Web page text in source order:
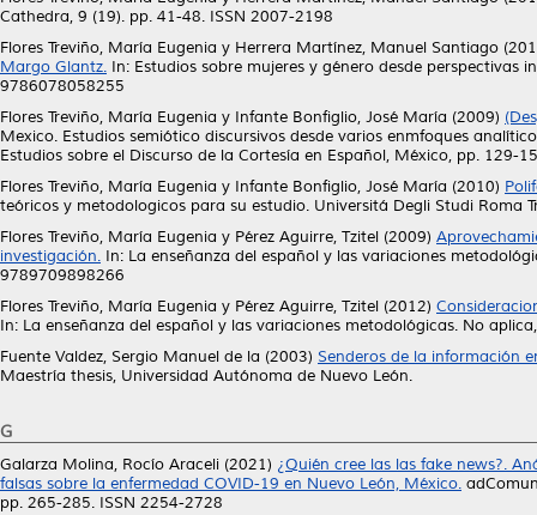
Cathedra, 9 (19). pp. 41-48. ISSN 2007-2198
Flores Treviño, María Eugenia y Herrera Martínez, Manuel Santiago
Margo Glantz. In: Estudios sobre mujeres y género desde perspectivas
9786078058255
Flores Treviño, María Eugenia y Infante Bonfiglio, José María (2009)
Mexico. Estudios semiótico discursivos desde varios enmfoques
Estudios sobre el Discurso de la Cortesía en Español, México, pp. 129-
Flores Treviño, María Eugenia y Infante Bonfiglio, José María (2010)
teóricos y metodologicos para su estudio. Universitá Degli Studi Roma
Flores Treviño, María Eugenia y Pérez Aguirre, Tzitel (2009)
investigación. In: La enseñanza del español y las variaciones
9789709898266
Flores Treviño, María Eugenia y Pérez Aguirre, Tzitel (2012)
In: La enseñanza del español y las variaciones metodológicas. No
Fuente Valdez, Sergio Manuel de la (2003) Senderos de la información
Maestría thesis, Universidad Autónoma de Nuevo León.
G
Galarza Molina, Rocío Araceli (2021) ¿Quién cree las las fake news?.
falsas sobre la enfermedad COVID-19 en Nuevo León, México.
pp. 265-285. ISSN 2254-2728